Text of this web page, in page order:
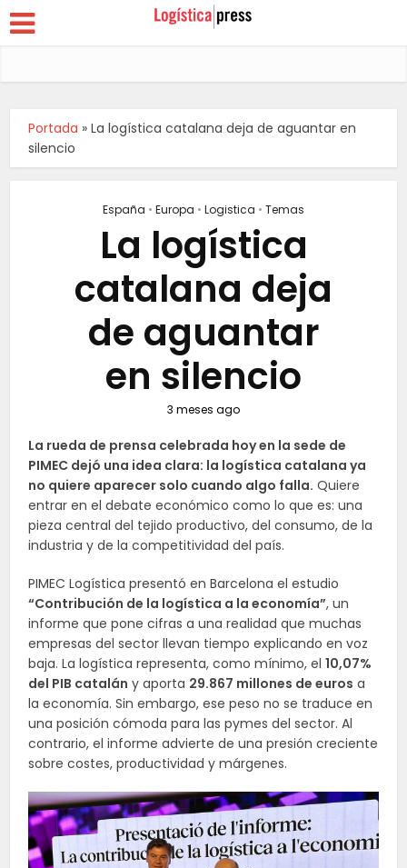
Portada »La logística catalana deja de aguantar en
silencio
España • Europa • Logistica • Temas
La logística
catalana deja
de aguantar
en silencio
3 meses ago
La rueda de prensa celebrada hoy en la sede de
PIMEC dejó una idea clara: la logística catalana ya
no quiere aparecer solo cuando algo falla. Quiere
entrar en el debate económico como lo que es: una
pieza central del tejido productivo, del consumo, de la
industria y de la competitividad del país.
PIMEC Logística presentó en Barcelona el estudio
“Contribución de la logística a la economía”, un
informe que pone cifras a una realidad que muchas
empresas del sector llevan tiempo explicando en voz
baja. La logística representa, como mínimo, el10,07%
del PIB catalán y aporta 29.867 millones de euros a
la economía. Sin embargo, ese peso no se traduce en
una posición cómoda para las pymes del sector. Al
contrario, el informe advierte de una presión creciente
sobre costes, productividad y márgenes.